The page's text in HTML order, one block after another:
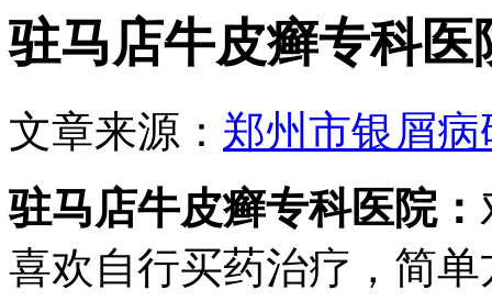
驻马店牛皮癣专科医
文章来源： 郑州市银屑病
驻马店牛皮癣专科医院：
喜欢自行买药治疗，简